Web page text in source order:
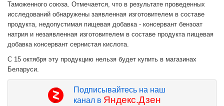
Таможенного союза. Отмечается, что в результате проведенных
исследований обнаружены заявленная изготовителем в составе
продукта, недопустимая пищевая добавка - консервант бензоат
натрия и незаявленная изготовителем в составе продукта пищевая
добавка консервант сернистая кислота.
С 15 октября эту продукцию нельзя будет купить в магазинах
Беларуси.
Подписывайтесь на наш
канал в Яндекс.Дзен